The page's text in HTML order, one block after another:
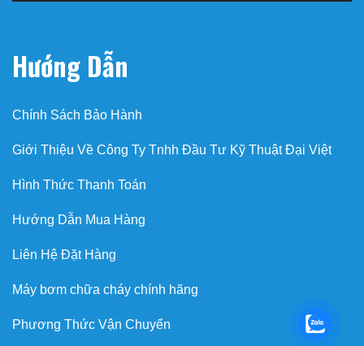
Hướng Dẫn
Chính Sách Bảo Hành
Giới Thiệu Về Công Ty Tnhh Đầu Tư Kỹ Thuật Đại Việt
Hình Thức Thanh Toán
Hướng Dẫn Mua Hàng
Liên Hệ Đặt Hàng
Máy bơm chữa cháy chính hãng
Phương Thức Vận Chuyển